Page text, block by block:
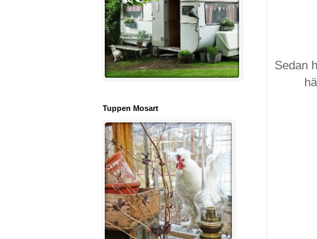
Sedan
Tuppen Mosart